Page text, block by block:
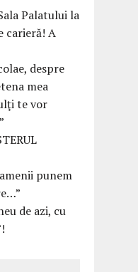
Palatului la
carieră! A
despre
mea
te vor
punem
de azi, cu